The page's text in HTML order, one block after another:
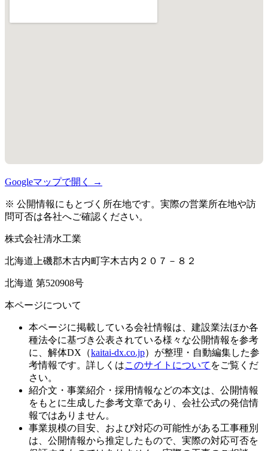
Googleマップで開く →
※ 公開情報にもとづく所在地です。実際の営業所在地や訪
問可否は各社へご確認ください。
株式会社清水工業
北海道上磯郡木古内町字木古内２０７－８２
北海道 第520908号
本ページについて
本ページに掲載している会社情報は、建設業法ほか各
種法令に基づき公表されている様々な公開情報を参考
に、解体DX（kaitai-dx.co.jp）が整理・自動編集した参
考情報です。詳しくはこのサイトについて をご覧くだ
さい。
紹介文・事業紹介・採用情報などの本文は、公開情報
をもとに生成した参考文章であり、会社公式の発信情
報ではありません。
事業規模の目安、および対応の可能性がある工事種別
は、公開情報から推定したもので、実際の対応可否を